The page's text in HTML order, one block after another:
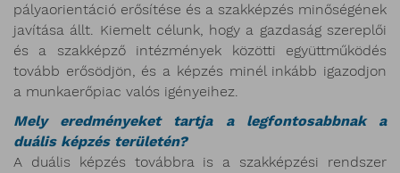
pályaorientáció erősítése és a szakképzés minőségének
javítása állt. Kiemelt célunk, hogy a gazdaság szereplői
és a szakképző intézmények közötti együttműködés
tovább erősödjön, és a képzés minél inkább igazodjon
a munkaerőpiac valós igényeihez.
Mely eredményeket tartja a legfontosabbnak a
duális képzés területén?
A duális képzés továbbra is a szakképzési rendszer